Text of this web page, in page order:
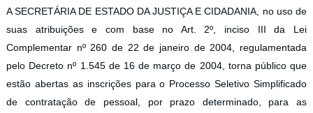
A SECRETÁRIA DE ESTADO DA JUSTIÇA E CIDADANIA, no uso de
suas atribuições e com base no Art. 2º, inciso III da Lei
Complementar nº 260 de 22 de janeiro de 2004, regulamentada
pelo Decreto nº 1.545 de 16 de março de 2004, torna público que
estão abertas as inscrições para o Processo Seletivo Simplificado
de contratação de pessoal, por prazo determinado, para as